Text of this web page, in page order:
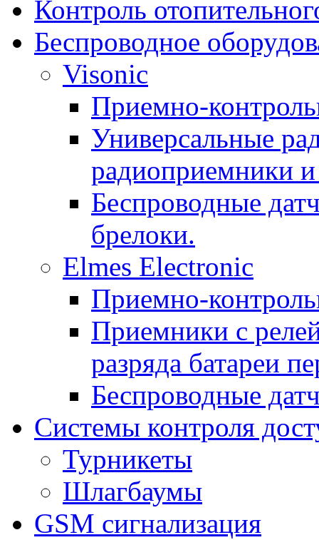
Контроль
Беспроводное
Visonic
Приемно-
Универсальные
радиоприемники
Беспроводные
брелоки.
Elmes Electronic
Приемно-
Приемники с
разряда батареи
Беспроводные
Системы контроля
Турникеты
Шлагбаумы
GSM сигнализация